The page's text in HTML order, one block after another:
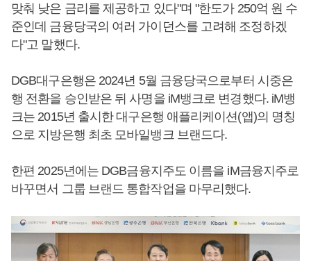
맞춰 낮은 금리를 제공하고 있다"며 "한도가 250억 원 수
준인데 금융당국의 여러 가이던스를 고려해 조정하겠
다"고 말했다.
DGB대구은행은 2024년 5월 금융당국으로부터 시중은
행 전환을 승인받은 뒤 사명을 iM뱅크로 변경했다. iM뱅
크는 2015년 출시한 대구은행 애플리케이션(앱)의 명칭
으로 지방은행 최초 모바일뱅크 브랜드다.
한편 2025년에는 DGB금융지주도 이름을 iM금융지주로
바꾸면서 그룹 브랜드 통합작업을 마무리했다.